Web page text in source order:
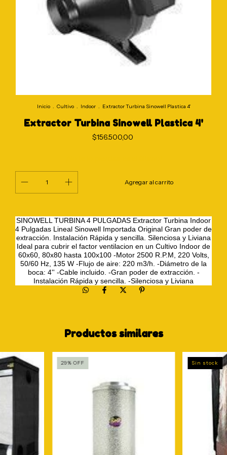
Inicio . Cultivo . Indoor . Extractor Turbina Sinowell Plastica 4'
Extractor Turbina Sinowell Plastica 4'
$156.500,00
SINOWELL TURBINA 4 PULGADAS Extractor Turbina Indoor
4 Pulgadas Lineal Sinowell Importada Original Gran poder de
extracción. Instalación Rápida y sencilla. Silenciosa y Liviana
Ideal para cubrir el factor ventilacion en un Cultivo Indoor de
60x60, 80x80 hasta 100x100 -Motor 2500 R.P.M, 220 Volts,
50/60 Hz, 135 W -Flujo de aire: 220 m3/h. -Diámetro de la
boca: 4'' -Cable incluido. -Gran poder de extracción. -
Instalación Rápida y sencilla. -Silenciosa y Liviana
Productos similares
29%OFF Sin stock